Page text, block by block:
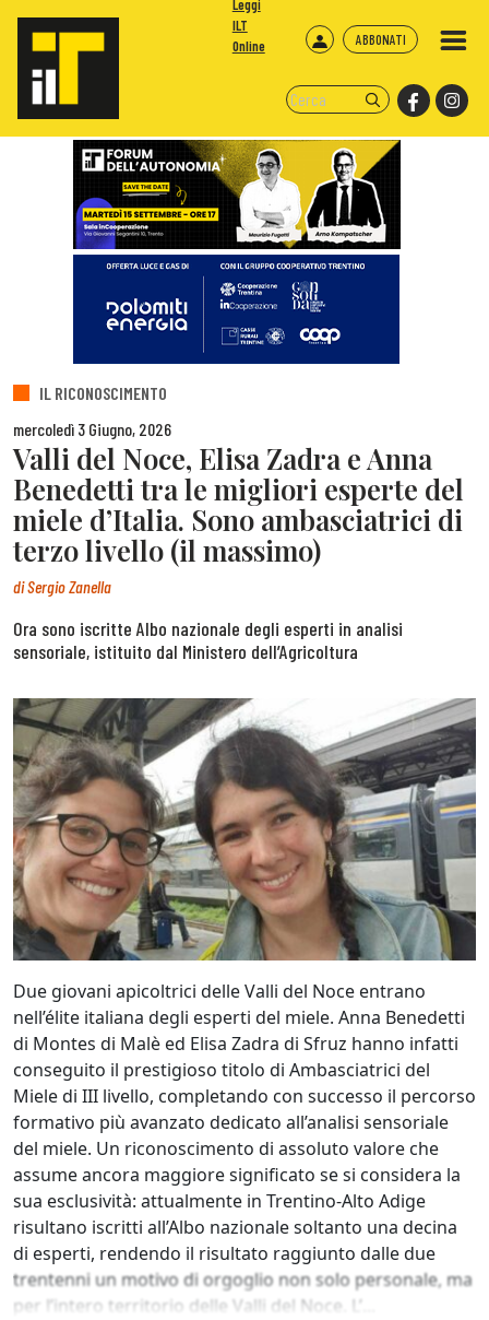
ABBONATI
Leggi
ILT
Online
IL RICONOSCIMENTO
mercoledì 3 Giugno, 2026
Valli del Noce, Elisa Zadra e Anna
Benedetti tra le migliori esperte del
miele d’Italia. Sono ambasciatrici di
terzo livello (il massimo)
diSergio Zanella
Ora sono iscritte Albo nazionale degli esperti in analisi
sensoriale, istituito dal Ministero dell’Agricoltura
Due giovani apicoltrici delle Valli del Noce entrano
nell’élite italiana degli esperti del miele. Anna Benedetti
di Montes di Malè ed Elisa Zadra di Sfruz hanno infatti
conseguito il prestigioso titolo di Ambasciatrici del
Miele di III livello, completando con successo il percorso
formativo più avanzato dedicato all’analisi sensoriale
del miele. Un riconoscimento di assoluto valore che
assume ancora maggiore significato se si considera la
sua esclusività: attualmente in Trentino-Alto Adige
risultano iscritti all’Albo nazionale soltanto una decina
di esperti, rendendo il risultato raggiunto dalle due
trentenni un motivo di orgoglio non solo personale, ma
per l’intero territorio delle Valli del Noce. L’...